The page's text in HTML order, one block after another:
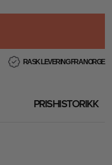
RASK LEVERING FRA NORGE
PRISHISTORIKK